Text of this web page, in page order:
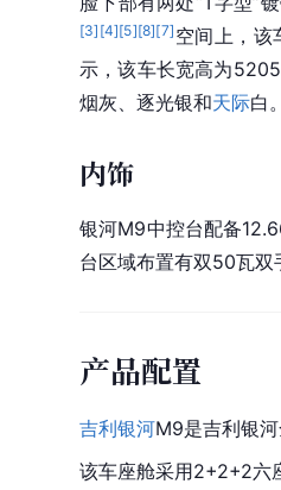
[3] [4][5][8][7] 空间上，该
示，该车长宽高为
烟灰、逐光银和天际白
内饰
银河M9中控台配备
台区域布置有双50瓦
产品配置
吉利银河M9是吉利银
该车座舱采用2+2+2六